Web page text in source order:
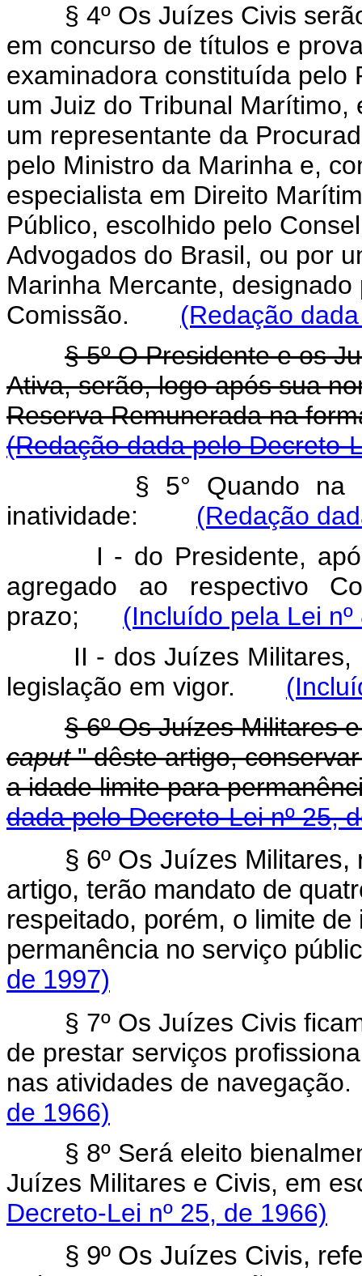
§ 4º Os Juízes Civis
em concurso de títulos e
examinadora constituída pelo
um Juiz do Tribunal
um representante da
pelo Ministro da Marinha e,
especialista em Direito
Público, escolhido pelo
Advogados do Brasil, ou por
Marinha Mercante,
Comissão. (Redação
§ 5º O Presidente e os
Ativa, serão, logo após sua
Reserva Remunerada na
(Redação dada pelo Decreto-
§ 5° Quando na
inatividade: (Redação
I - do Presidente, após
agregado ao respectivo
prazo; (Incluído pela Lei
II - dos Juízes Militares,
legislação em vigor.
§ 6º Os Juízes Militares
caput" dêste artigo,
a idade limite para
dada pelo Decreto-Lei nº 25,
§ 6º Os Juízes
artigo, terão mandato de
respeitado, porém, o limite
permanência no serviço
de 1997)
§ 7º Os Juízes Civis
de prestar serviços
nas atividades de
de 1966)
§ 8º Será eleito
Juízes Militares e Civis,
Decreto-Lei nº 25, de 1966)
§ 9º Os Juízes Civis,